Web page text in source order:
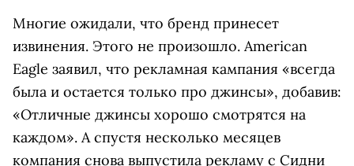
Многие ожидали, что бренд принесет
извинения. Этого не произошло. American
Eagle заявил, что рекламная кампания «всегда
была и остается только про джинсы», добавив:
«Отличные джинсы хорошо смотрятся на
каждом». А спустя несколько месяцев
компания снова выпустила рекламу с Сидни